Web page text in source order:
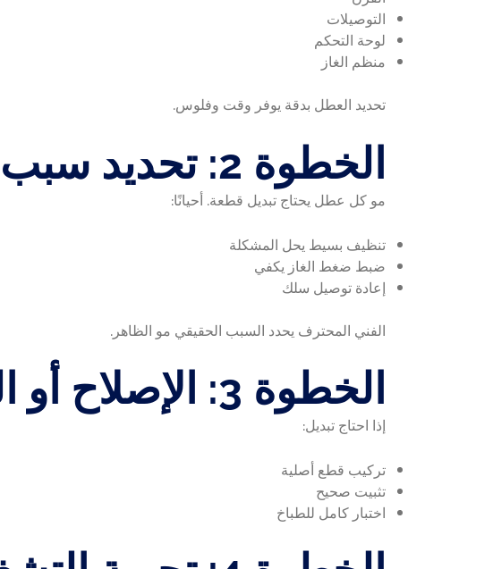
التوصيلات
لوحة التحكم
منظم الغاز
تحديد العطل بدقة يوفر وقت وفلوس.
الخطوة 2: تحديد سبب المشكلة الحقيقي
مو كل عطل يحتاج تبديل قطعة. أحيانًا:
تنظيف بسيط يحل المشكلة
ضبط ضغط الغاز يكفي
إعادة توصيل سلك
الفني المحترف يحدد السبب الحقيقي مو الظاهر.
الخطوة 3: الإصلاح أو التبديل
إذا احتاج تبديل:
تركيب قطع أصلية
تثبيت صحيح
اختبار كامل للطباخ